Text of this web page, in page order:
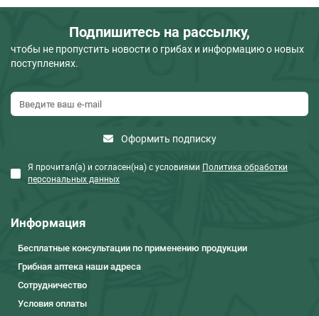
Подпишитесь на рассылку,
чтобы не пропустить новости о грибах и информацию о новых
поступлениях.
Оформить подписку
Я прочитал(а) и согласен(на) с условиями Политика обработки
персональных данных
Информация
Бесплатные консультации по применению продукции
Грибная аптека наши адреса
Сотрудничество
Условия оплаты